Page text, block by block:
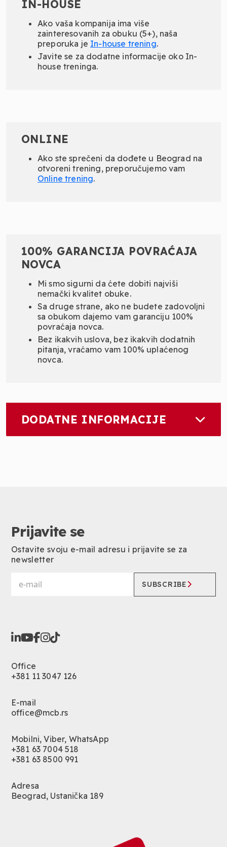
IN-HOUSE
Ako vaša kompanija ima više
zainteresovanih za obuku (5+), naša
preporuka je In-house trening.
Javite se za dodatne informacije oko In-
house treninga.
ONLINE
Ako ste sprečeni da dođete u Beograd na
otvoreni trening, preporučujemo vam
Online trening.
100% GARANCIJA POVRAĆAJA
NOVCA
Mi smo sigurni da ćete dobiti najviši
nemački kvalitet obuke.
Sa druge strane, ako ne budete zadovoljni
sa obukom dajemo vam garanciju 100%
povraćaja novca.
Bez ikakvih uslova, bez ikakvih dodatnih
pitanja, vraćamo vam 100% uplaćenog
novca.
DODATNE INFORMACIJE
Prijavite se
Ostavite svoju e-mail adresu i prijavite se za
newsletter
SUBSCRIBE
Office
+381 11 3047 126
E-mail
office@mcb.rs
Mobilni, Viber, WhatsApp
+381 63 7004 518
+381 63 8500 991
Adresa
Beograd, Ustanička 189